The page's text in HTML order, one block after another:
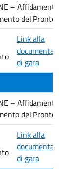
– Affidamento
del Pronto
Link alla
di gara
– Affidamento
del Pronto
Link alla
di gara